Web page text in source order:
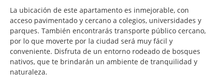
La ubicación de este apartamento es inmejorable, con
acceso pavimentado y cercano a colegios, universidades y
parques. También encontrarás transporte público cercano,
por lo que moverte por la ciudad será muy fácil y
conveniente. Disfruta de un entorno rodeado de bosques
nativos, que te brindarán un ambiente de tranquilidad y
naturaleza.